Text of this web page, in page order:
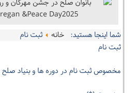
شما اینجا هستید: خانه
ثبت نام
ثبت نام
مخصوص ثبت نام در دوره ها و بنیاد صلح